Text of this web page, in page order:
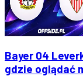
Bayer 04
gdzie oglądać